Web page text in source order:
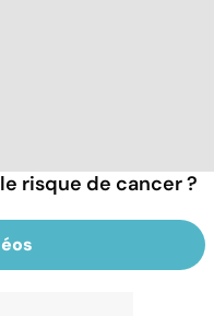
risque de cancer ?